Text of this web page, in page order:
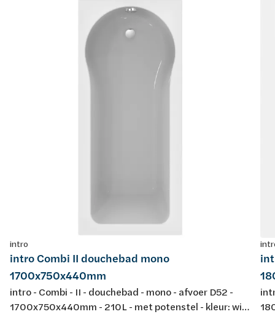
intro
intro Combi II douchebad mono
1700x750x440mm
intro - Combi - II - douchebad - mono - afvoer D52 -
1700x750x440mm - 210L - met potenstel - kleur: wit